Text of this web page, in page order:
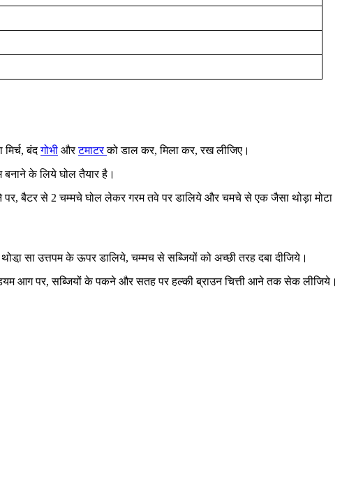
बंदगोभी औरटमाटरको डाल कर, मिला कर, रख लीजिए।
बनाने के लिये घोल तैयार है।
बैटर से 2 चम्मचे घोल लेकर गरम तवे पर डालिये और चमचे से एक जैसा थोड़ा मोटा
सा उत्तपम के ऊपर डालिये, चम्मच से सब्जियों को अच्छी तरह दबा दीजिये।
आग पर, सब्जियों के पकने और सतह पर हल्की ब्राउन चित्ती आने तक सेक लीजिये।